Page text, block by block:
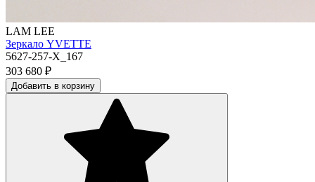
LAM LEE
Зеркало YVETTE
5627-257-X_167
303 680 ₽
Добавить в корзину